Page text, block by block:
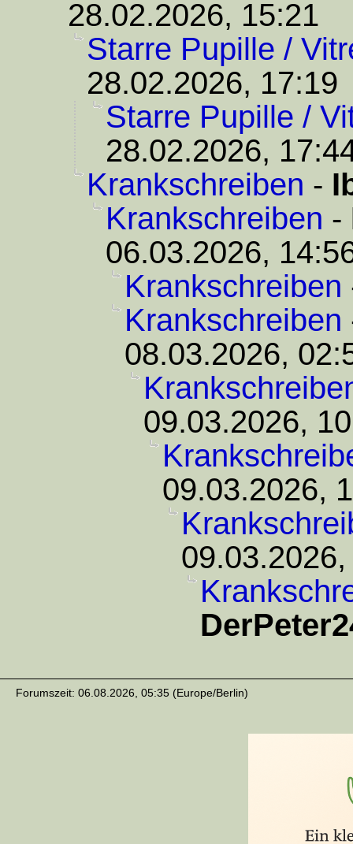
28.02.2026, 15:21
Starre Pupille /
28.02.2026, 17:19
Starre Pupille /
28.02.2026,
Krankschreiben -
Krankschreiben -
06.03.2026,
Krankschreiben
Krankschreiben
08.03.2026,
09.03.2026,
09.03.2026,
09.03.2026,
Forumszeit: 06.08.2026, 05:35 (Europe/Berlin)